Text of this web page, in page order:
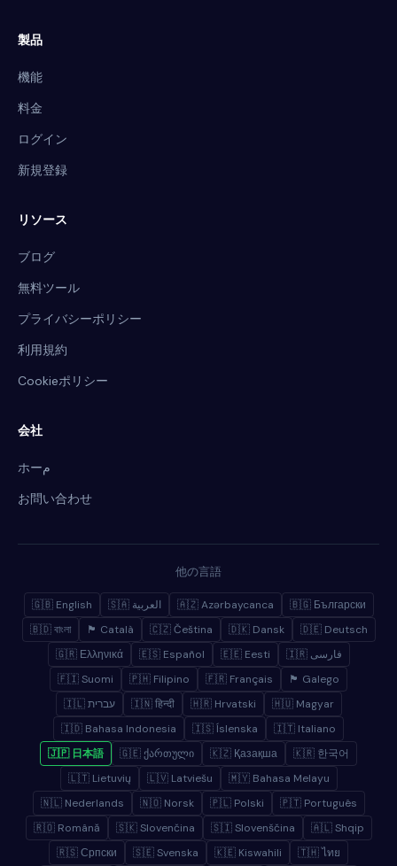
製品
機能
料金
ログイン
新規登録
リソース
ブログ
無料ツール
プライバシーポリシー
利用規約
Cookieポリシー
会社
ホーم
お問い合わせ
他の言語
🇬🇧 English 🇸🇦 العربية 🇦🇿 Azərbaycanca
🇧🇬 Български
🇧🇩 বাংলা
🏴 Català 🇨🇿 Čeština 🇩🇰 Dansk
🇩🇪 Deutsch
🇬🇷 Ελληνικά
🇪🇸 Español 🇪🇪 Eesti
🇮🇷 فارسی
🇫🇮 Suomi
🇵🇭 Filipino 🇫🇷 Français
🏴 Galego
🇮🇱 עברית
🇮🇳 हिन्दी 🇭🇷 Hrvatski
🇭🇺 Magyar
🇮🇩 Bahasa Indonesia
🇮🇸 Íslenska
🇮🇹 Italiano
🇯🇵 日本語
🇬🇪 ქართული 🇰🇿 Қазақша
🇰🇷 한국어
🇱🇹 Lietuvių
🇱🇻 Latviešu
🇲🇾 Bahasa Melayu
🇳🇱 Nederlands
🇳🇴 Norsk 🇵🇱 Polski
🇵🇹 Português
🇷🇴 Română
🇸🇰 Slovenčina 🇸🇮 Slovenščina
🇦🇱 Shqip
🇷🇸 Српски
🇸🇪 Svenska 🇰🇪 Kiswahili 🇹🇭 ไทย